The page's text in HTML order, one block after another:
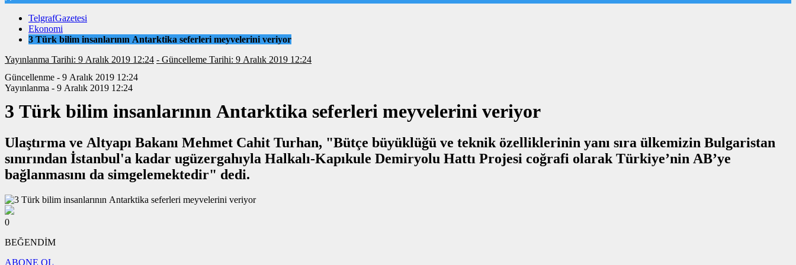
TelgrafGazetesi
Ekonomi
3 Türk bilim insanlarının Antarktika seferleri meyvelerini veriyor
Yayınlanma Tarihi: 9 Aralık 2019 12:24
- Güncelleme Tarihi: 9 Aralık 2019 12:24
Güncellenme - 9 Aralık 2019 12:24
Yayınlanma - 9 Aralık 2019 12:24
3 Türk bilim insanlarının Antarktika seferleri meyvelerini veriyor
Ulaştırma ve Altyapı Bakanı Mehmet Cahit Turhan, "Bütçe büyüklüğü ve teknik özelliklerinin yanı sıra ülkemizin Bulgaristan
sınırından İstanbul'a kadar ugüzergahıyla Halkalı-Kapıkule Demiryolu Hattı Projesi coğrafi olarak Türkiye’nin AB’ye
bağlanmasını da simgelemektedir" dedi.
0
BEĞENDİM
ABONE OL